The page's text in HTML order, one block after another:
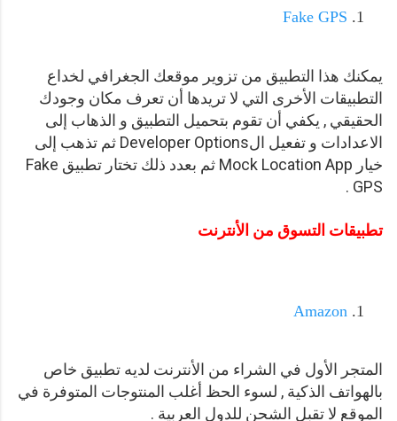
Fake GPS
يمكنك هذا التطبيق من تزوير موقعك الجغرافي لخداع
التطبيقات الأخرى التي لا تريدها أن تعرف مكان وجودك
الحقيقي , يكفي أن تقوم بتحميل التطبيق و الذهاب إلى
الاعدادات و تفعيل الDeveloper Options ثم تذهب إلى
خيار Mock Location App ثم بعدد ذلك تختار تطبيق Fake
GPS .
تطبيقات التسوق من الأنترنت
Amazon
المتجر الأول في الشراء من الأنترنت لديه تطبيق خاص
بالهواتف الذكية , لسوء الحظ أغلب المنتوجات المتوفرة في
الموقع لا تقبل الشحن للدول العربية .